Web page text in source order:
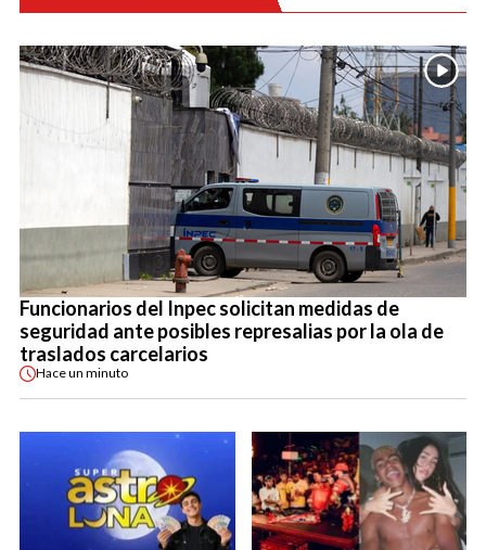
Funcionarios del Inpec solicitan medidas de
seguridad ante posibles represalias por la ola de
traslados carcelarios
Haceun minuto